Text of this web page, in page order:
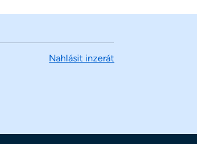
Nahlásit inzerát